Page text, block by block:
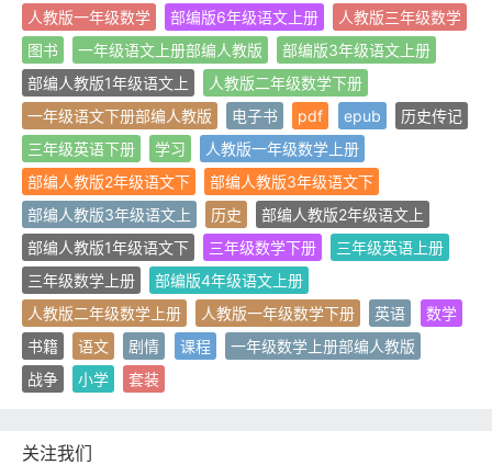
人教版一年级数学
部编版6年级语文上册
人教版三年级数学
图书
一年级语文上册部编人教版
部编版3年级语文上册
部编人教版1年级语文上
人教版二年级数学下册
一年级语文下册部编人教版
电子书 pdf epub
历史传记
三年级英语下册
学习
人教版一年级数学上册
部编人教版2年级语文下
部编人教版3年级语文下
部编人教版3年级语文上
历史
部编人教版2年级语文上
部编人教版1年级语文下
三年级数学下册
三年级英语上册
三年级数学上册
部编版4年级语文上册
人教版二年级数学上册
人教版一年级数学下册 英语
数学
书籍
语文 剧情 课程
一年级数学上册部编人教版
战争
小学 套装
关注我们